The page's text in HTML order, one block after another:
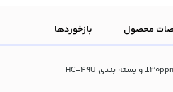
محصول بازخوردها